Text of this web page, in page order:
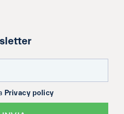
Privacy policy